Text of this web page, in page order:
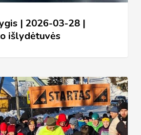
| 2026-03-28 |
išlydėtuvės